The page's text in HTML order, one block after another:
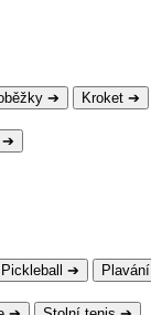
➔ Kroket ➔
➔
Pickleball ➔ Plavání